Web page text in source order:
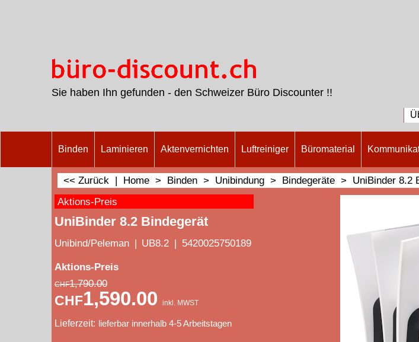
Sie haben Ihn gefunden - den Schweizer Büro Discounter !!
Binden Laminieren Aktenvernichten Luftreiniger Büromaterial
<< Zurück | Home > Binden > Unibindung > Bindegeräte > UniBinder 8.2
Aktions-Preis
UniBinder 8.2 Bindegerät
Unibind/Peleman UB8.2
5420025750189
Aktions-Preis
CHF1,790.00
CHF1,590.00 inkl. MWST
Lieferzeit: lieferbar innerhalb 4-5 Arbeitstagen